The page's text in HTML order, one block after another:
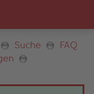
Suche
FAQ